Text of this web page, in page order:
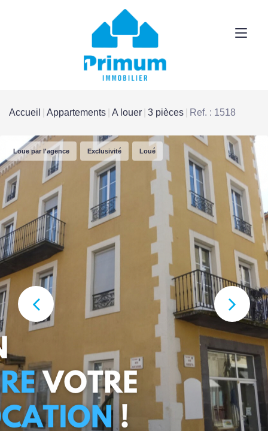
Accueil Appartements A louer 3 pièces Ref. : 1518
Loue par l'agence Exclusivité Loué